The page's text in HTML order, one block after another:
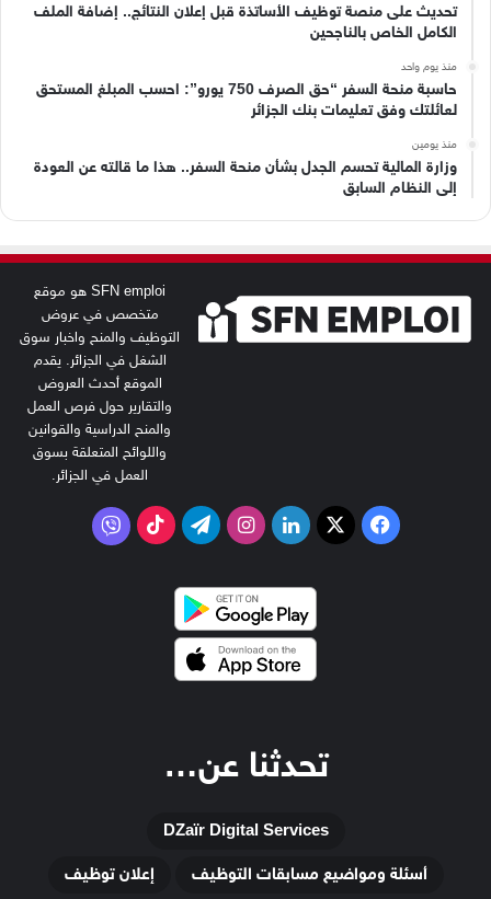
تحديث على منصة توظيف الأساتذة قبل إعلان النتائج.. إضافة الملف
الكامل الخاص بالناجحين
منذ يوم واحد
حاسبة منحة السفر “حق الصرف 750 يورو”: احسب المبلغ المستحق
لعائلتك وفق تعليمات بنك الجزائر
منذ يومين
وزارة المالية تحسم الجدل بشأن منحة السفر.. هذا ما قالته عن العودة
إلى النظام السابق
SFN emploi هو موقع
متخصص في عروض
التوظيف والمنح واخبار سوق
الشغل في الجزائر. يقدم
الموقع أحدث العروض
والتقارير حول فرص العمل
والمنح الدراسية والقوانين
واللوائح المتعلقة بسوق
العمل في الجزائر.
فيسبوك
‫X لينكدإنانستقرامتيلقرام‫TikTokفايبر
تحدثنا عن…
DZaïr Digital Services
أسئلة ومواضيع مسابقات التوظيف
إعلان توظيف